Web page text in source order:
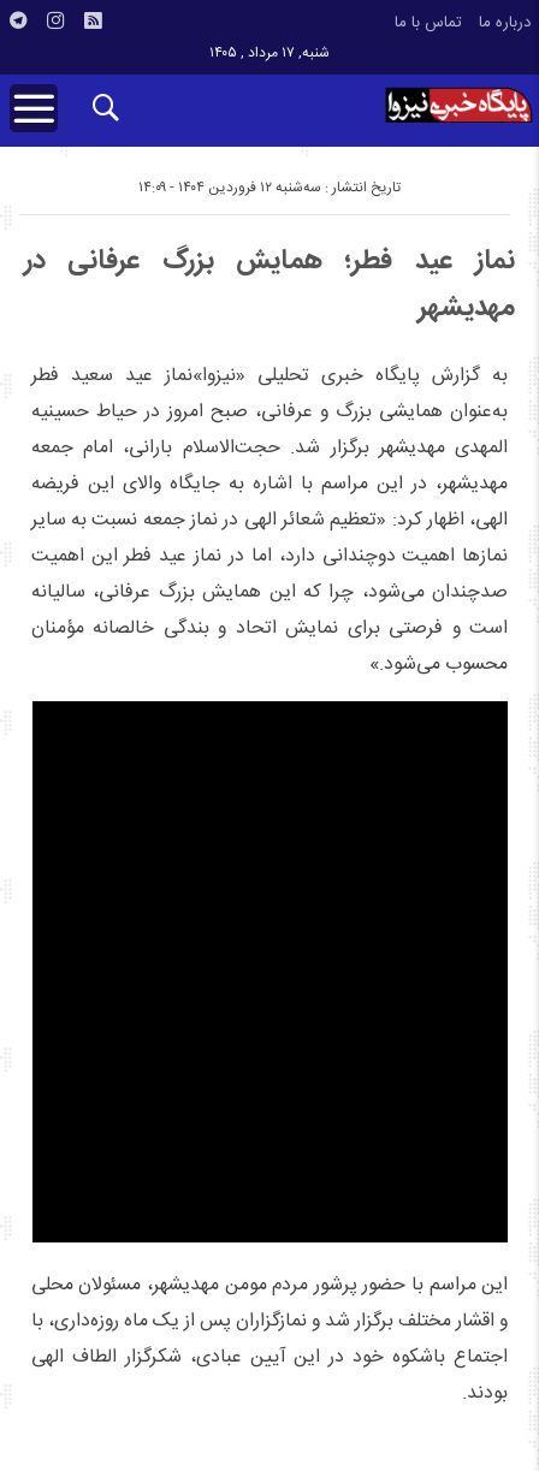
درباره ما تماس با ما
شنبه, ۱۷ مرداد , ۱۴۰۵
تاریخ انتشار : سه‌شنبه ۱۲ فروردین ۱۴۰۴ - ۱۴:۰۹
نماز عید فطر؛ همایش بزرگ عرفانی در
مهدیشهر
به گزارش پایگاه خبری تحلیلی «نیزوا»نماز عید سعید فطر
به‌عنوان همایشی بزرگ و عرفانی، صبح امروز در حیاط حسینیه
المهدی مهدیشهر برگزار شد. حجت‌الاسلام بارانی، امام جمعه
مهدیشهر، در این مراسم با اشاره به جایگاه والای این فریضه
الهی، اظهار کرد: «تعظیم شعائر الهی در نماز جمعه نسبت به سایر
نمازها اهمیت دوچندانی دارد، اما در نماز عید فطر این اهمیت
صدچندان می‌شود، چرا که این همایش بزرگ عرفانی، سالیانه
است و فرصتی برای نمایش اتحاد و بندگی خالصانه مؤمنان
محسوب می‌شود.»
این مراسم با حضور پرشور مردم مومن مهدیشهر، مسئولان محلی
و اقشار مختلف برگزار شد و نمازگزاران پس از یک ماه روزه‌داری، با
اجتماع باشکوه خود در این آیین عبادی، شکرگزار الطاف الهی
بودند.